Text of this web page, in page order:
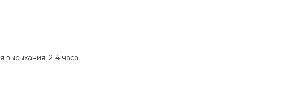
высыхания: 2-4 часа.